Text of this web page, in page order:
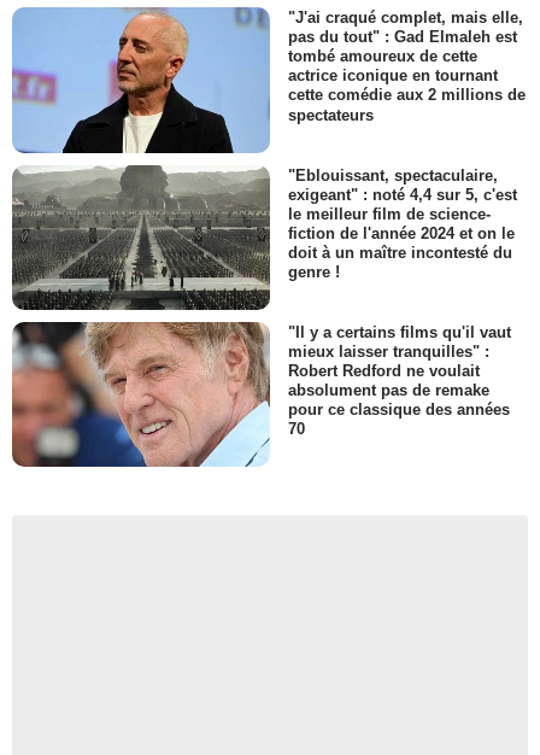
"J'ai craqué complet, mais elle,
pas du tout" : Gad Elmaleh est
tombé amoureux de cette
actrice iconique en tournant
cette comédie aux 2 millions de
spectateurs
"Eblouissant, spectaculaire,
exigeant" : noté 4,4 sur 5, c'est
le meilleur film de science-
fiction de l'année 2024 et on le
doit à un maître incontesté du
genre !
"Il y a certains films qu'il vaut
mieux laisser tranquilles" :
Robert Redford ne voulait
absolument pas de remake
pour ce classique des années
70